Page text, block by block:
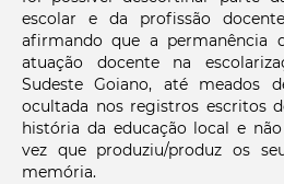
escolar e da profissão
afirmando que a permanência
atuação docente na
Sudeste Goiano, até meados
ocultada nos registros escritos
história da educação local e
vez que produziu/produz os
memória.